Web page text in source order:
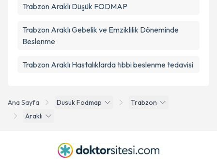
Ana Sayfa Dusuk Fodmap
Trabzon
Araklı
Trabzon Araklı Düşük FODMAP
Trabzon Araklı Gebelik ve Emziklilik Döneminde
Beslenme
Trabzon Araklı Hastalıklarda tıbbi beslenme tedavisi